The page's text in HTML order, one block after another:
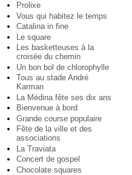
Prolixe
Vous qui habitez le temps
Catalina in fine
Le square
Les basketteuses à la
croisée du chemin
Un bon bol de chlorophylle
Tous au stade André
Karman
La Médina fête ses dix ans
Bienvenue à bord
Grande course populaire
Fête de la ville et des
associations
La Traviata
Concert de gospel
Chocolate squares